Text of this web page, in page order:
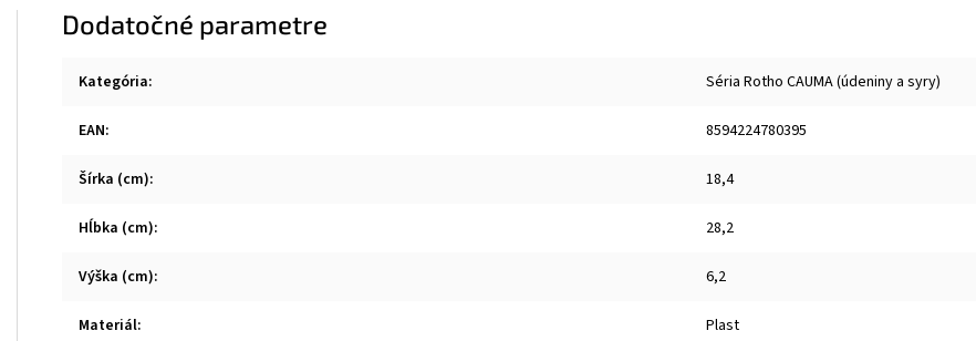
Dodatočné parametre
Kategória: Séria Rotho CAUMA (údeniny a syry)
EAN: 8594224780395
Šírka (cm): 18,4
Hĺbka (cm): 28,2
Výška (cm): 6,2
Materiál: Plast